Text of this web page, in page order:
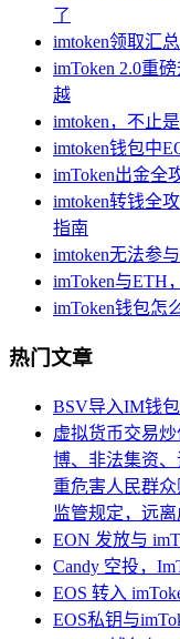
了
imtoken领取汇
imToken 2.0重
越
imtoken，不止
imtoken钱包中
imToken出金全
imtoken转钱全
指南
imtoken无法参
imToken与ETH
imToken钱包怎
热门文章
BSV导入IM钱
虚拟货币交易
博、非法集资
重危害人民群
监管规定，远
EON 发放与
Candy 空投，
EOS 转入
EOS私钥与